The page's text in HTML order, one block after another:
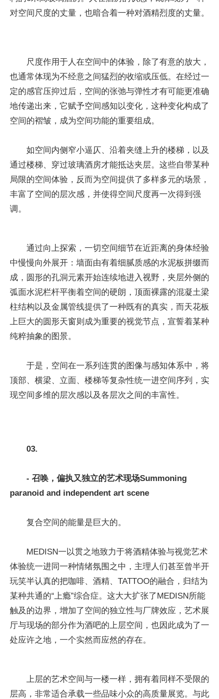
对空间尺度的丈量，也暗合着一种对酒精烈度的丈量。
尺度作用于人在空间中的体验，除了有意的放大，
也通常体现为不经意之间猛烈的收缩或压低。在经过一
定的感官压抑过后，空间的张弛与弹性才有可能更准确
地传递出来，它赋予空间感知以变化，这种变化构成了
空间的褶皱，成为空间功能的重要组成。
如空间内侧窄小逼仄、沿着夹缝上升的楼梯，以及
通过楼梯、穿过玻璃酒房才能抵达夹层。这些自带某种
局限的空间体验，反而为空间提供了多样多元的场景，
丰富了空间的层次感，并使得空间尺度再一次得到强
调。
通过向上探索，一切空间细节在近距离的身体经验
中慢慢向外展开：墙面由有着细腻质感的水泥板拼缀而
成，圆形的孔洞元素开始连续地进入视野，夹层外侧的
弧面水泥栏杆平衡着空间的硬朗，顶面裸露的混凝土梁
柱结构以及金属管线提供了一种既有的真实，而天花板
上巨大的圆形天窗则成为重要的视觉节点，宣誓着某种
纯粹抽象的图景。
于是，空间在一系列连贯的图像与感知体系中，将
顶部、横梁、立面、楼梯等复杂性统一进空间序列，实
现空间多维的层次感以及各层次之间的丰富性。
03.
- 召唤，偏执又独立的艺术现场Summoning
paranoid and independent art scene
复合空间的能量是巨大的。
MEDISN一以贯之地致力于将酒精体验与视觉艺术
体验统一进同一种情绪氛围之中，主理人们甚至曾半开
玩笑半认真的把咖啡、酒精、TATTOO的融合，归结为
某种共通的“上瘾”综合症。这大大扩张了MEDISN所能
触及的边界，增加了空间的独立性与厂牌效应，艺术展
厅与现场的部分作为酒吧的上层空间，也因此成为了一
处应许之地，一个实然而应然的存在。
上层的艺术空间与一楼一样，拥有着同样不受限的
层高，非常适合承载一些品味小众的高质量展览。与此